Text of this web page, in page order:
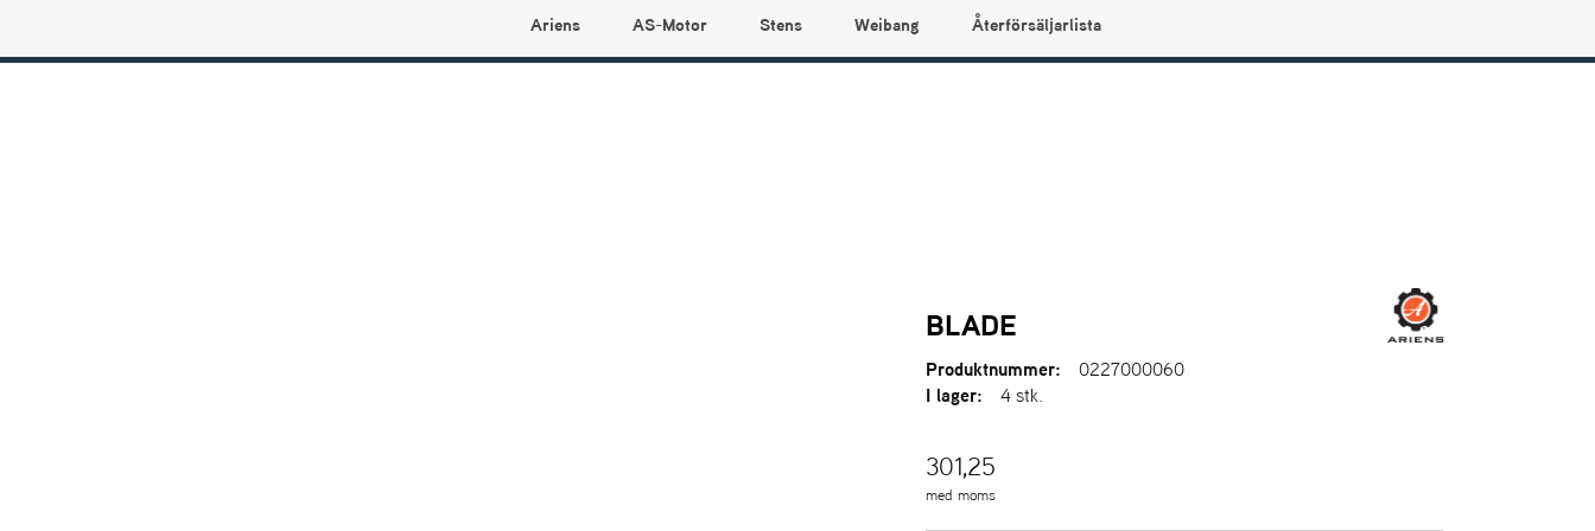
Ariens AS-Motor Stens Weibang Återförsäljarlista
BLADE
Produktnummer:
0227000060
I lager:
4 stk.
301,25
med moms